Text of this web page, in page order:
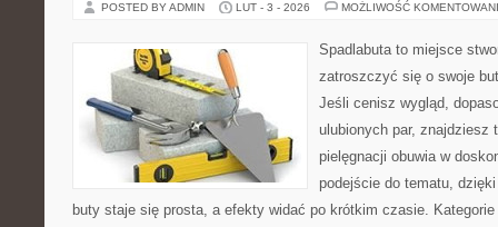
POSTED BY ADMIN LUT - 3 - 2026 MOŻLIWOŚĆ
Spadlabuta to miejsce
zatroszczyć się o swoje
Jeśli cenisz wygląd,
ulubionych par, znajdziesz
pielęgnacji obuwia w
podejście do tematu,
buty staje się prosta, a efekty widać po krótkim czasie.